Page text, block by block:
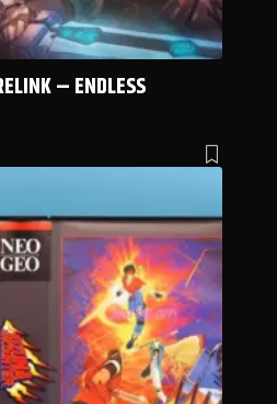
– ENDLESS